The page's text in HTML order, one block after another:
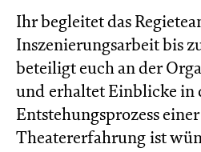
Ihr begleitet das
Inszenierungsarbeit bis
beteiligt euch an der
und erhaltet Einblicke in
Entstehungsprozess
Theatererfahrung ist